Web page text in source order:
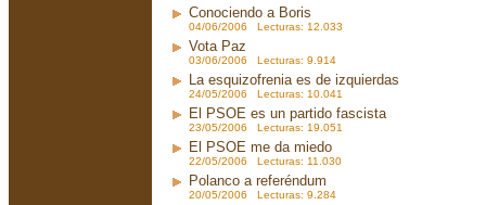
Conociendo a Boris
04/06/2006 Lecturas: 12.033
Vota Paz
03/06/2006 Lecturas: 9.914
La esquizofrenia es de izquierdas
24/05/2006 Lecturas: 10.041
El PSOE es un partido fascista
23/05/2006 Lecturas: 19.051
El PSOE me da miedo
22/05/2006 Lecturas: 11.030
Polanco a referéndum
20/05/2006 Lecturas: 9.284